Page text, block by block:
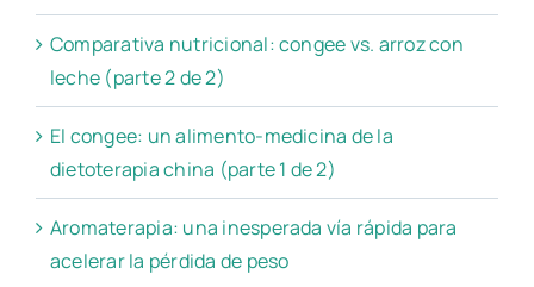
Comparativa nutricional: congee vs. arroz con
leche (parte 2 de 2)
El congee: un alimento-medicina de la
dietoterapia china (parte 1 de 2)
Aromaterapia: una inesperada vía rápida para
acelerar la pérdida de peso